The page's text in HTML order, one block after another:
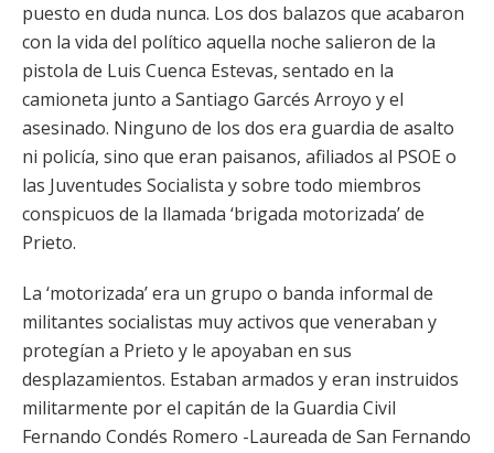
puesto en duda nunca. Los dos balazos que acabaron
con la vida del político aquella noche salieron de la
pistola de Luis Cuenca Estevas, sentado en la
camioneta junto a Santiago Garcés Arroyo y el
asesinado. Ninguno de los dos era guardia de asalto
ni policía, sino que eran paisanos, afiliados al PSOE o
las Juventudes Socialista y sobre todo miembros
conspicuos de la llamada ‘brigada motorizada’ de
Prieto.
La ‘motorizada’ era un grupo o banda informal de
militantes socialistas muy activos que veneraban y
protegían a Prieto y le apoyaban en sus
desplazamientos. Estaban armados y eran instruidos
militarmente por el capitán de la Guardia Civil
Fernando Condés Romero -Laureada de San Fernando